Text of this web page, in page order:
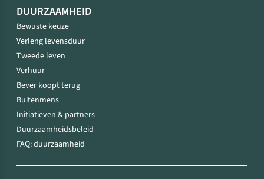
DUURZAAMHEID
Bewuste keuze
Verleng levensduur
Tweede leven
Verhuur
Bever koopt terug
Buitenmens
Initiatieven & partners
Duurzaamheidsbeleid
FAQ: duurzaamheid